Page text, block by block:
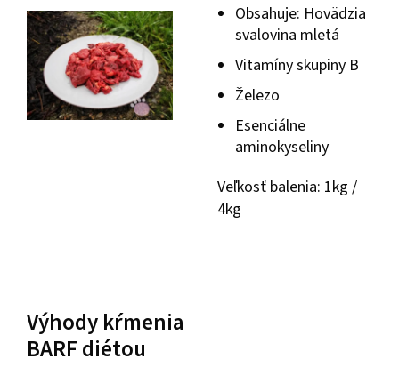
Obsahuje: Hovädzia
svalovina mletá
Vitamíny skupiny B
Železo
Esenciálne
aminokyseliny
Veľkosť balenia: 1kg /
4kg
Výhody kŕmenia
BARF diétou